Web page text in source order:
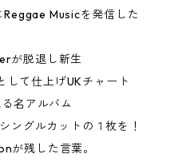
Musicを発信した
が脱退し新生
て仕上げUKチャート
名アルバム
ングルカットの１枚を！
が残した言葉。